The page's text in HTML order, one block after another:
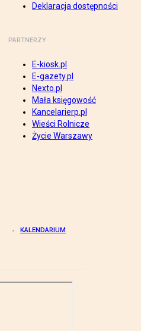
Deklaracja dostępności
PARTNERZY
E-kiosk.pl
E-gazety.pl
Nexto.pl
Mała księgowość
Kancelarierp.pl
Wieści Rolnicze
Życie Warszawy
KALENDARIUM